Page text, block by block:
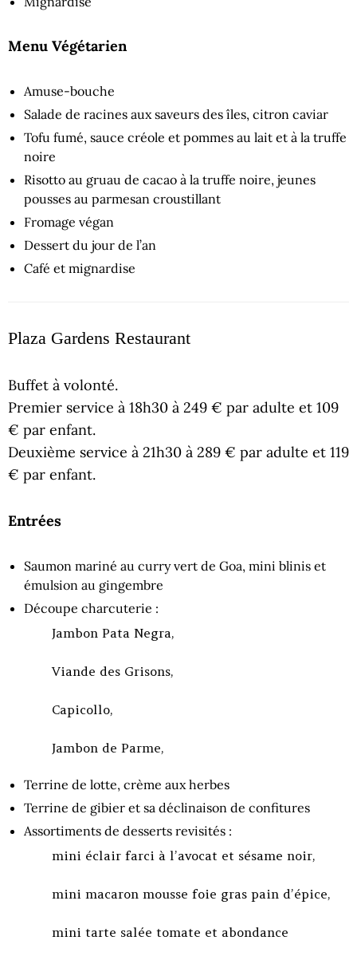
Menu Végétarien
Amuse-bouche
Salade de racines aux saveurs des îles, citron caviar
Tofu fumé, sauce créole et pommes au lait et à la truffe
noire
Risotto au gruau de cacao à la truffe noire, jeunes
pousses au parmesan croustillant
Fromage végan
Dessert du jour de l’an
Café et mignardise
Plaza Gardens Restaurant
Buffet à volonté.
Premier service à 18h30 à 249 € par adulte et 109
€ par enfant.
Deuxième service à 21h30 à 289 € par adulte et 119
€ par enfant.
Entrées
Saumon mariné au curry vert de Goa, mini blinis et
émulsion au gingembre
Découpe charcuterie :
Jambon Pata Negra,
Viande des Grisons,
Capicollo,
Jambon de Parme,
Terrine de lotte, crème aux herbes
Terrine de gibier et sa déclinaison de confitures
Assortiments de desserts revisités :
mini éclair farci à l’avocat et sésame noir,
mini macaron mousse foie gras pain d’épice,
mini tarte salée tomate et abondance